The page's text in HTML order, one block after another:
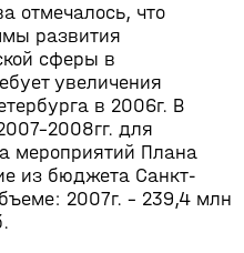
отмечалось, что
развития
сферы в
увеличения
в 2006г. В
2008гг. для
мероприятий Плана
из бюджета Санкт-
2007г. - 239,4 млн